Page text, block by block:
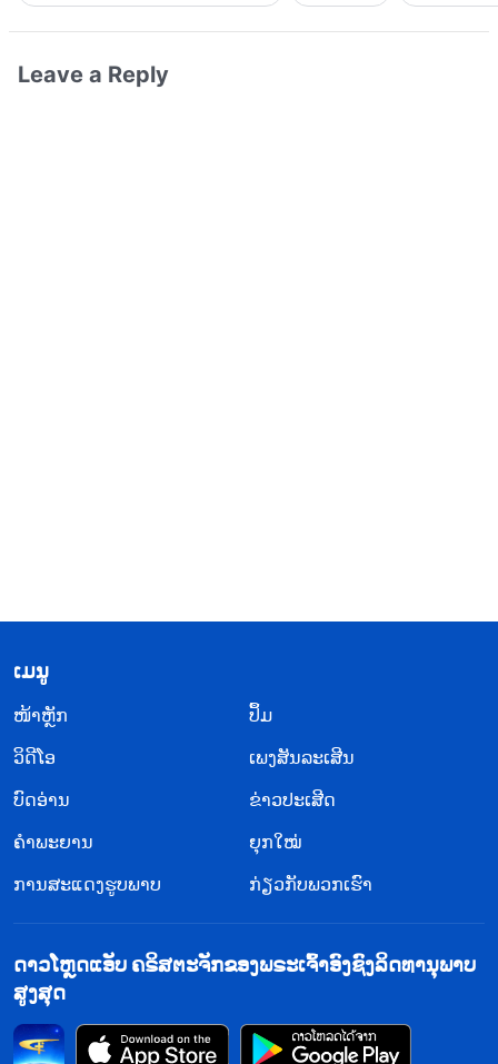
Leave a Reply
​ເມ​ນູ
​ໜ້າຫຼັກ
ປຶ້ມ
ວິ​ດີ​ໂອ
ເພງສັນລະເສີນ
ບົດອ່ານ
ຂ່າວປະເສີດ
ຄຳພະຍານ
ຍຸກໃໝ່
ການສະແດງຮູບພາບ
ກ່ຽວກັບພວກເຮົາ
ດາວໂຫຼດແອັບ ຄຣິສຕະຈັກຂອງພຣະເຈົ້າອົງຊົງລິດທານຸພາບ
ສູງສຸດ